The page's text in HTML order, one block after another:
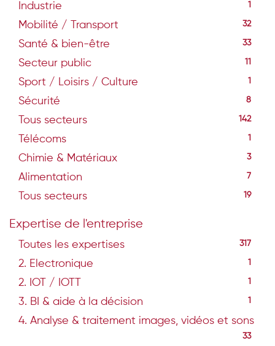
Industrie 1
Mobilité / Transport 32
Santé & bien-être 33
Secteur public 11
Sport / Loisirs / Culture 1
Sécurité 8
Tous secteurs 142
Télécoms 1
Chimie & Matériaux 3
Alimentation 7
Tous secteurs 19
Expertise de l'entreprise
Toutes les expertises 317
2. Electronique 1
2. IOT / IOTT 1
3. BI & aide à la décision 1
4. Analyse & traitement images, vidéos et sons
33